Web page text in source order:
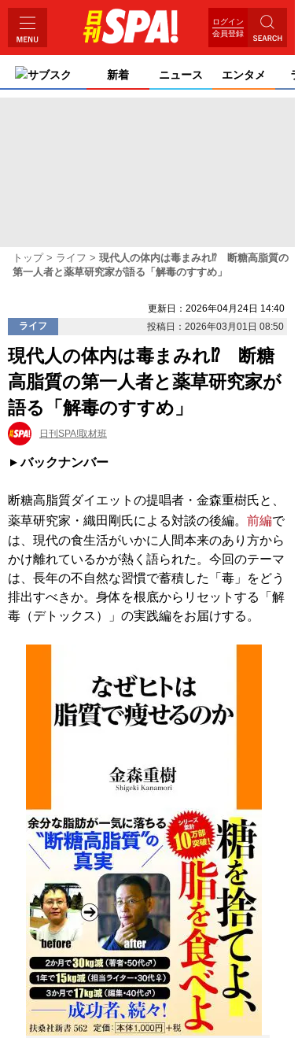
ログイン
会員登録
サブスク 新着 ニュース エンタメ
トップ ライフ
現代人の体内は毒まみれ⁉ 断糖高脂質の
第一人者と薬草研究家が語る「解毒のすすめ」
更新日：2026年04月24日 14:40
ライフ
投稿日：2026年03月01日 08:50
現代人の体内は毒まみれ⁉ 断糖
高脂質の第一人者と薬草研究家が
語る「解毒のすすめ」
日刊SPA!取材班
バックナンバー
断糖高脂質ダイエットの提唱者・金森重樹氏と、
薬草研究家・織田剛氏による対談の後編。 前編で
は、現代の食生活がいかに人間本来のあり方から
かけ離れているかが熱く語られた。今回のテーマ
は、長年の不自然な習慣で蓄積した「毒」をどう
排出すべきか。身体を根底からリセットする「解
毒（デトックス）」の実践編をお届けする。